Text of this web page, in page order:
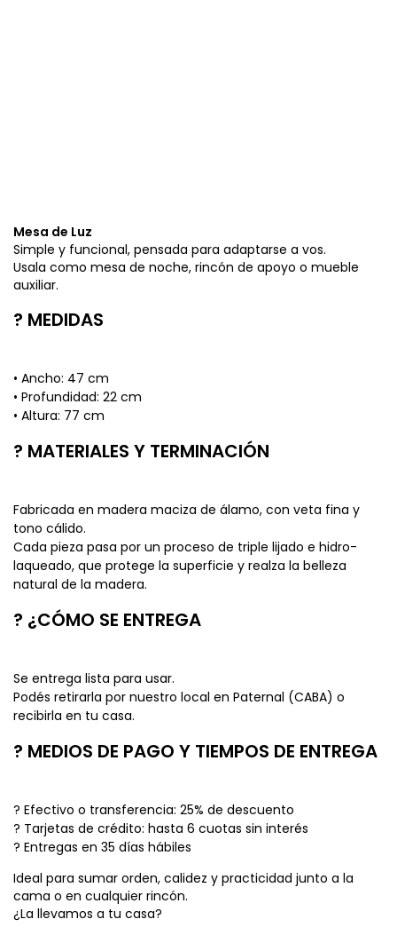
Mesa de Luz
Simple y funcional, pensada para adaptarse a vos.
Usala como mesa de noche, rincón de apoyo o mueble
auxiliar.
? MEDIDAS
• Ancho: 47 cm
• Profundidad: 22 cm
• Altura: 77 cm
? MATERIALES Y TERMINACIÓN
Fabricada en madera maciza de álamo, con veta fina y
tono cálido.
Cada pieza pasa por un proceso de triple lijado e hidro-
laqueado, que protege la superficie y realza la belleza
natural de la madera.
? ¿CÓMO SE ENTREGA
Se entrega lista para usar.
Podés retirarla por nuestro local en Paternal (CABA) o
recibirla en tu casa.
? MEDIOS DE PAGO Y TIEMPOS DE ENTREGA
? Efectivo o transferencia: 25% de descuento
? Tarjetas de crédito: hasta 6 cuotas sin interés
? Entregas en 35 días hábiles
Ideal para sumar orden, calidez y practicidad junto a la
cama o en cualquier rincón.
¿La llevamos a tu casa?